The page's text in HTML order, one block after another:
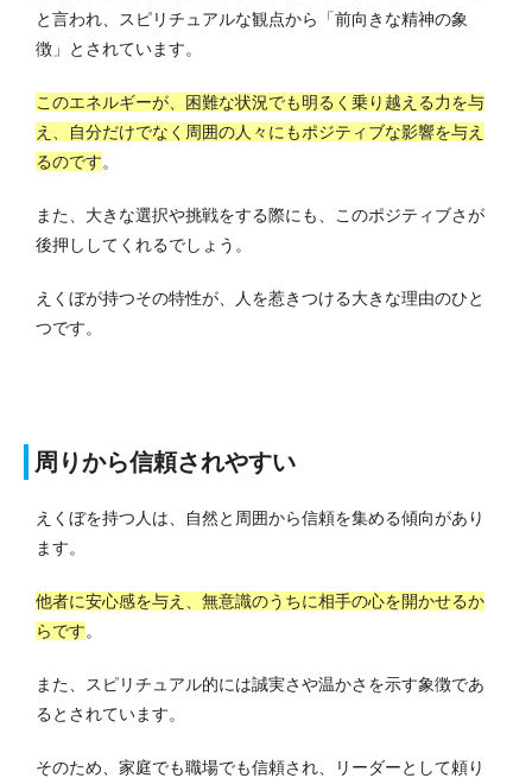
と言われ、スピリチュアルな観点から「前向きな精神の象
徴」とされています。
このエネルギーが、困難な状況でも明るく乗り越える力を与
え、自分だけでなく周囲の人々にもポジティブな影響を与え
るのです。
また、大きな選択や挑戦をする際にも、このポジティブさが
後押ししてくれるでしょう。
えくぼが持つその特性が、人を惹きつける大きな理由のひと
つです。
周りから信頼されやすい
えくぼを持つ人は、自然と周囲から信頼を集める傾向があり
ます。
他者に安心感を与え、無意識のうちに相手の心を開かせるか
らです。
また、スピリチュアル的には誠実さや温かさを示す象徴であ
るとされています。
そのため、家庭でも職場でも信頼され、リーダーとして頼り